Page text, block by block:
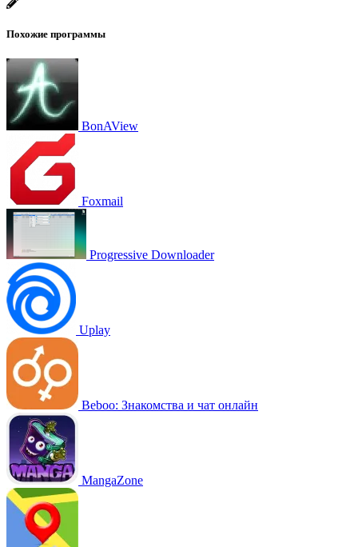
Похожие программы
BonAView
Foxmail
Progressive Downloader
Uplay
Beboo: Знакомства и чат онлайн
MangaZone